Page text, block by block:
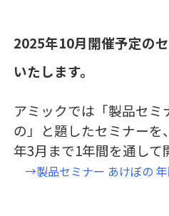
2025年10月開催予定の
いたします。
アミックでは「製品セミ
の」と題したセミナーを
年3月まで1年間を通して
→製品セミナー あけぼの 年